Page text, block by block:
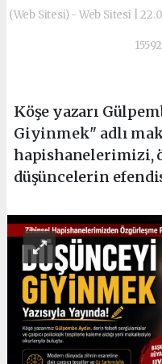
(Web Sitesi) - Web Sitesi |
Köşe yazarı
Giyinmek" adlı
hapishanelerimizi,
düşüncelerin